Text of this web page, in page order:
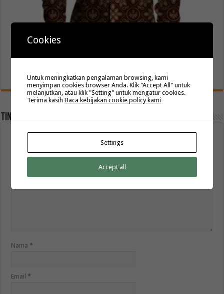
dan Identitas Jamaah
Tinggalkan Balasan
Komentar*
Nama*
Email*
Cookies
Untuk meningkatkan pengalaman browsing, kami
menyimpan cookies browser Anda. Klik "Accept All" untuk
melanjutkan, atau klik "Setting" untuk mengatur cookies.
Terima kasihBaca kebijakan cookie policy kami
Settings
Accept all